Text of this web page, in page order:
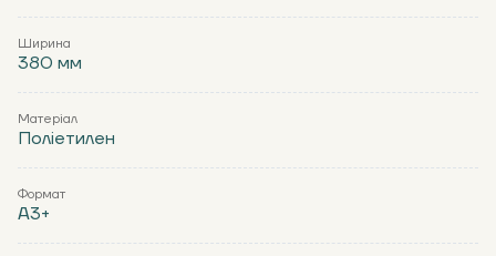
Ширина
380 мм
Матеріал
Поліетилен
Формат
А3+